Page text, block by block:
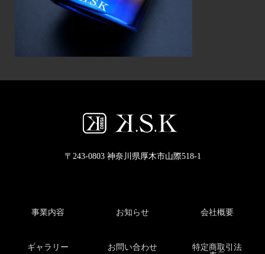
〒243-0803 神奈川県厚木市山際518-1
事業内容 お知らせ 会社概要
ギャラリー お問い合わせ
特定商取引法